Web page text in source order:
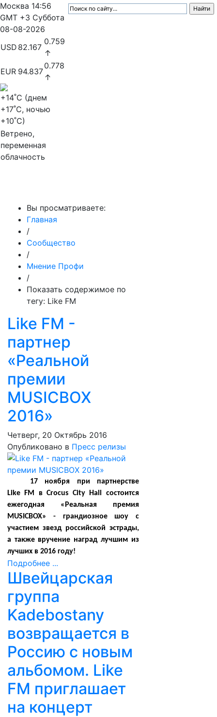
Москва 14:56
GMT +3 Суббота
08-08-2026
USD 82.167
0.759
↑
EUR 94.837
0.778
↑
+14˚C (днем
+17˚C, ночью
+10˚C)
Ветрено,
переменная
облачность
Вы просматриваете:
Главная
/
Сообщество
/
Мнение Профи
/
Показать содержимое по
тегу: Like FM
Like FM -
партнер
«Реальной
премии
MUSICBOX
2016»
Четверг, 20 Октябрь 2016
Опубликовано в Пресс релизы
17 ноября при партнерстве
Like FM в Crocus City Hall состоится
ежегодная «Реальная премия
MUSICBOX» - грандиозное шоу с
участием звезд российской эстрады,
а также вручение наград лучшим из
лучших в 2016 году!
Подробнее ...
Швейцарская
группа
Kadebostany
возвращается в
Россию с новым
альбомом. Like
FM приглашает
на концерт